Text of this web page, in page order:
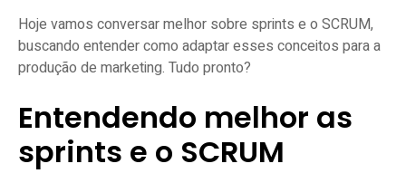
Hoje vamos conversar melhor sobre sprints e o SCRUM,
buscando entender como adaptar esses conceitos para a
produção de marketing. Tudo pronto?
Entendendo melhor as
sprints e o SCRUM